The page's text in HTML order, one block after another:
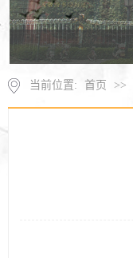
当前位置: 首页 >>